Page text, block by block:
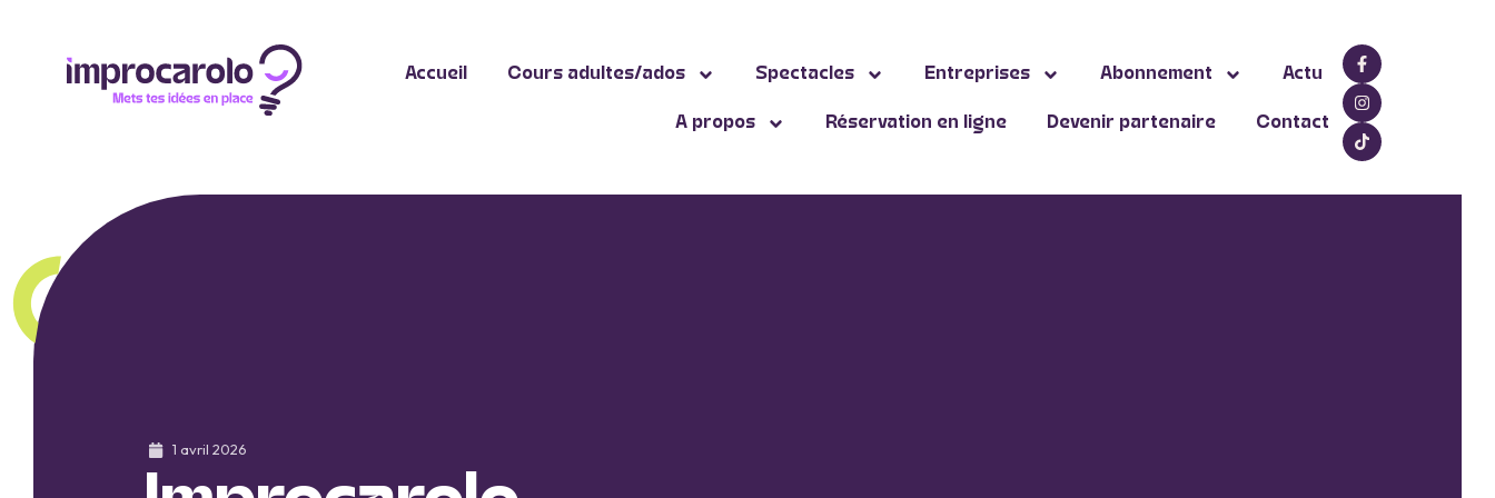
Accueil Cours adultes/ados Spectacles Entreprises Abonnement Actu
A propos Réservation en ligne Devenir partenaire Contact
1 avril 2026